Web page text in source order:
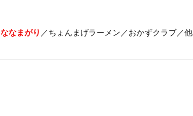
ななまがり ／ちょんまげラーメン／おかずクラブ／他